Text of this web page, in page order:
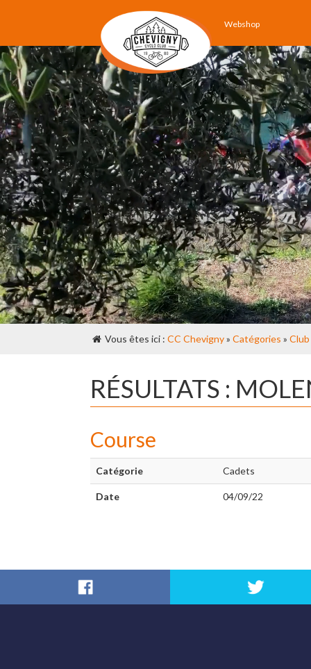
Webshop
Vous êtes ici : CC Chevigny» Catégories » Club
RÉSULTATS :
Course
Catégorie Cadets
Date 04/09/22